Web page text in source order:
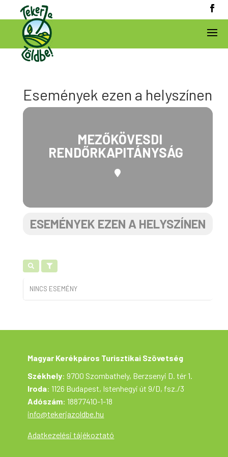
Események ezen a helyszínen
MEZŐKÖVESDI
RENDŐRKAPITÁNYSÁG
ESEMÉNYEK EZEN A HELYSZÍNEN
NINCS ESEMÉNY
Magyar Kerékpáros Turisztikai Szövetség
Székhely: 9700 Szombathely, Berzsenyi D. tér 1.
Iroda: 1126 Budapest, Istenhegyi út 9/D, fsz./3
Adószám: 18877410-1-18
info@tekerjazoldbe.hu
Adatkezelési tájékoztató